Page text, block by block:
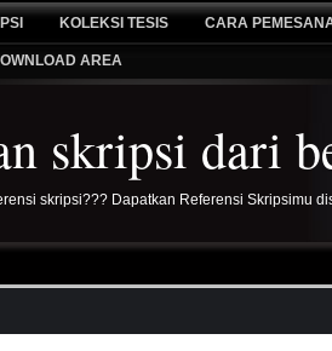
KOLEKSI TESIS CARA
AREA
skripsi dari
skripsi??? Dapatkan Referensi Skripsimu